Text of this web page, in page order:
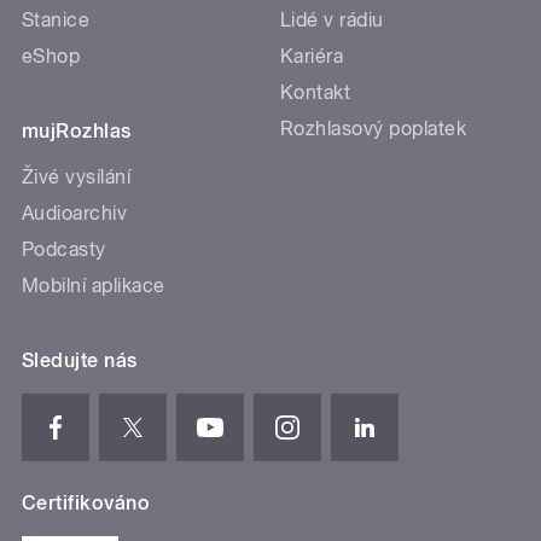
Stanice
eShop
mujRozhlas
Živé vysílání
Audioarchiv
Podcasty
Mobilní aplikace
Lidé v rádiu
Kariéra
Kontakt
Rozhlasový poplatek
Sledujte nás
Certifikováno